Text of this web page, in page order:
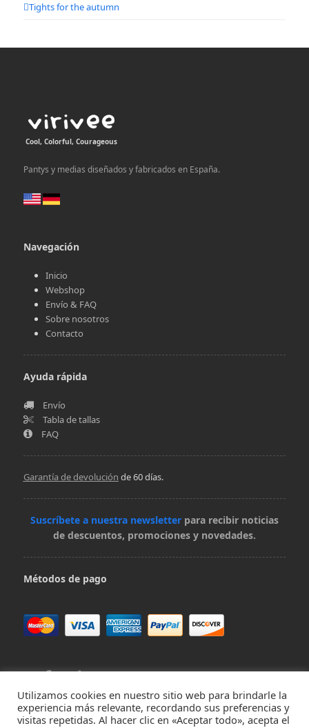
Tights for the autumn
Cool, Colorful, Courageous
Pantys y medias diseñados y fabricados en España.
Navegación
Inicio
Webshop
Envío & FAQ
Sobre nosotros
Contacto
Ayuda rápida
Envío
Tabla de tallas
FAQ
Garantía de devolución de 60 días.
Suscríbete a nuestra newsletter para recibir noticias
de descuentos, promociones y novedades.
Métodos de pago
Contacta con nosotros en hola@virivee.es
Utilizamos cookies en nuestro sitio web para brindarle la
experiencia más relevante, recordando sus preferencias y
visitas repetidas. Al hacer clic en «Aceptar todo», acepta el